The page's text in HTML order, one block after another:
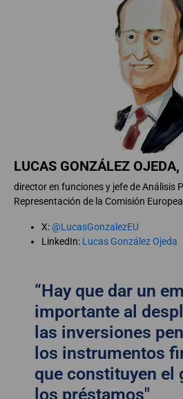
LUCAS GONZÁLEZ OJEDA,
director en funciones y jefe de Análisis
Representación de la Comisión
X:@LucasGonzalezEU
LinkedIn: Lucas González Ojeda
“Hay que dar un
importante al
las inversiones
los instrumentos
que constituyen el
los préstamos"